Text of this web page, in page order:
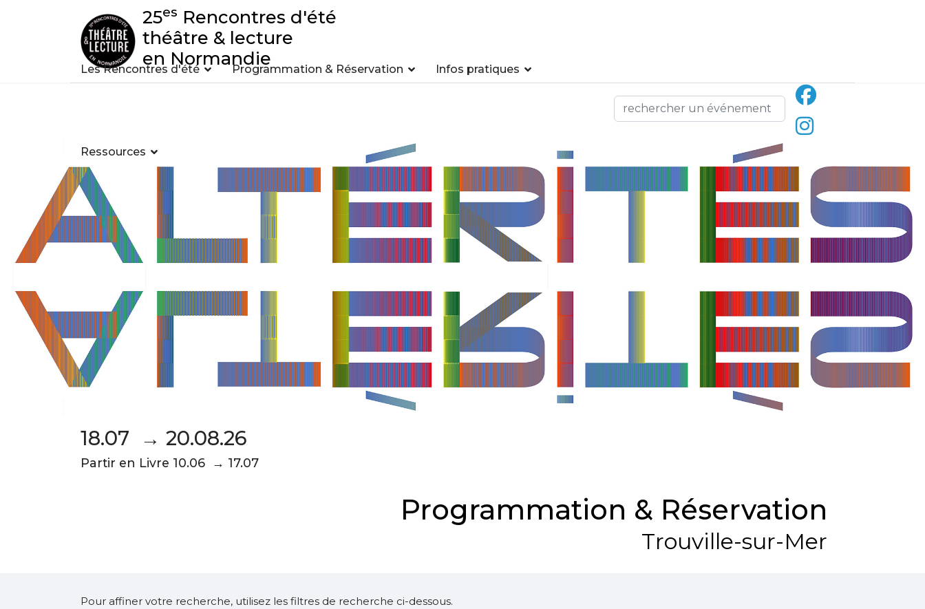
25es Rencontres d'été
théâtre & lecture
en Normandie
Les Rencontres d'été Programmation & Réservation Infos pratiques
Ressources
18.07 → 20.08.26
Partir en Livre 10.06 → 17.07
Programmation & Réservation
Trouville-sur-Mer
Pour affiner votre recherche, utilisez les filtres de recherche ci-dessous.